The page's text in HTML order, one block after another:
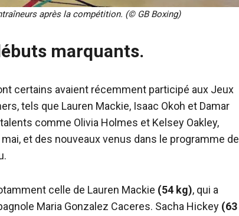
après la compétition. (© GB Boxing)
marquants.
certains avaient récemment participé aux Jeux
tels que Lauren Mackie, Isaac Okoh et Damar
comme Olivia Holmes et Kelsey Oakley,
et des nouveaux venus dans le programme de
celle de Lauren Mackie (54 kg), qui a
Maria Gonzalez Caceres. Sacha Hickey (63